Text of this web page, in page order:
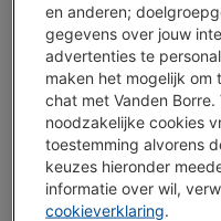
Uitzonderlijk
Beschrijving en
en anderen;
gegevens over jouw
advertenties te
maken het mogelijk
chat met Vanden
noodzakelijke cookies
toestemming alvorens
keuzes hieronder
informatie over wil,
cookieverklaring.